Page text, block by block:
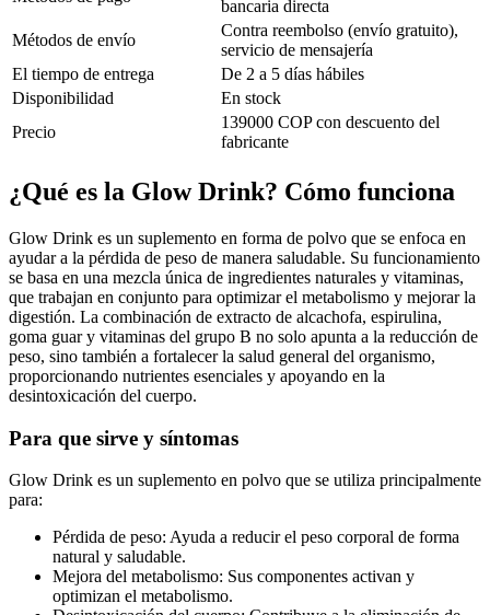
bancaria directa
Métodos de envío
Contra reembolso (envío gratuito),
servicio de mensajería
El tiempo de entrega
De 2 a 5 días hábiles
Disponibilidad
En stock
Precio
139000 COP con descuento del
fabricante
¿Qué es la Glow Drink? Cómo funciona
Glow Drink es un suplemento en forma de polvo que se enfoca en
ayudar a la pérdida de peso de manera saludable. Su funcionamiento
se basa en una mezcla única de ingredientes naturales y vitaminas,
que trabajan en conjunto para optimizar el metabolismo y mejorar la
digestión. La combinación de extracto de alcachofa, espirulina,
goma guar y vitaminas del grupo B no solo apunta a la reducción de
peso, sino también a fortalecer la salud general del organismo,
proporcionando nutrientes esenciales y apoyando en la
desintoxicación del cuerpo.
Para que sirve y síntomas
Glow Drink es un suplemento en polvo que se utiliza principalmente
para:
Pérdida de peso: Ayuda a reducir el peso corporal de forma
natural y saludable.
Mejora del metabolismo: Sus componentes activan y
optimizan el metabolismo.